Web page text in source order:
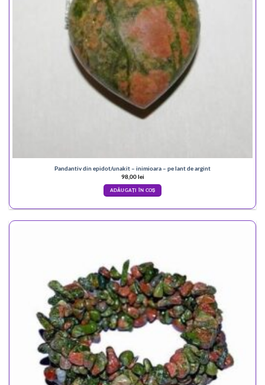
Pandantiv din epidot/unakit – inimioara – pe lant de argint
98,00lei
ADĂUGAȚI ÎN COȘ